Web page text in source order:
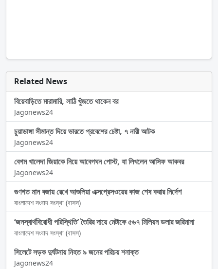
Related News
বিয়েবাড়িতে মারামারি, লাঠি খুঁজতে থাকেন বর
Jagonews24
চুয়াডাঙ্গা সীমান্ত দিয়ে ভারতে প্রবেশের চেষ্টা, ৭ নারী আটক
Jagonews24
বেগম খালেদা জিয়াকে নিয়ে আবেগঘন পোস্ট, যা লিখলেন আসিফ আকবর
Jagonews24
গুণগত মান বজায় রেখে আশুলিয়া এক্সপ্রেসওয়ের কাজ শেষ করার নির্দেশ
বাংলাদেশ সংবাদ সংস্থা (বাসস)
‘জনস্বার্থবিরোধী পরিস্থিতি’ তৈরির দায়ে মেটাকে ৫৬৭ মিলিয়ন ডলার জরিমানা
বাংলাদেশ সংবাদ সংস্থা (বাসস)
সিলেটে সড়ক দুর্ঘটনায় নিহত ৯ জনের পরিচয় শনাক্ত
Jagonews24